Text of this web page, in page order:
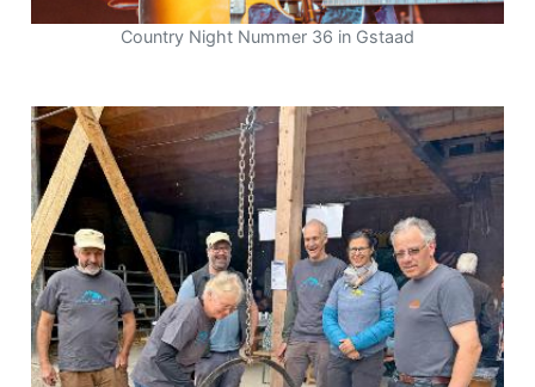
Country Night Nummer 36 in Gstaad